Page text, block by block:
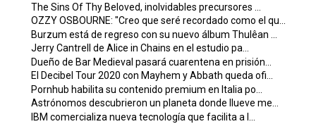
The Sins Of Thy Beloved, inolvidables precursores ...
OZZY OSBOURNE: "Creo que seré recordado como el qu...
Burzum está de regreso con su nuevo álbum Thulêan ...
Jerry Cantrell de Alice in Chains en el estudio pa...
Dueño de Bar Medieval pasará cuarentena en prisión...
El Decibel Tour 2020 con Mayhem y Abbath queda ofi...
Pornhub habilita su contenido premium en Italia po...
Astrónomos descubrieron un planeta donde llueve me...
IBM comercializa nueva tecnología que facilita a l...